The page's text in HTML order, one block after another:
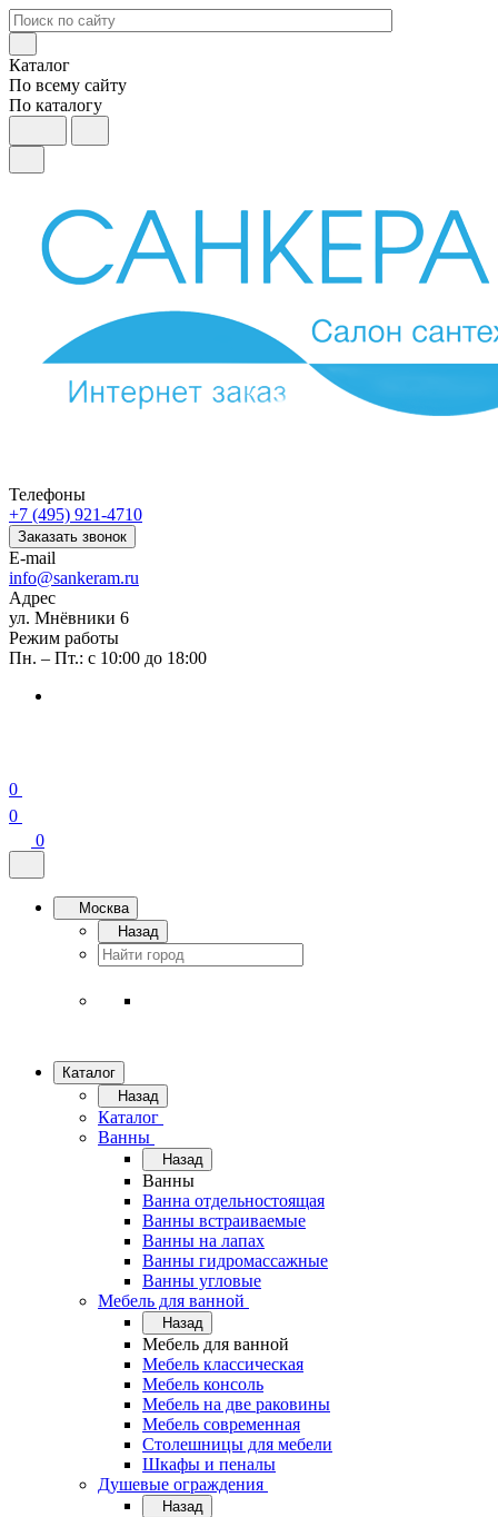
Каталог
По всему сайту
По каталогу
Телефоны
+7 (495) 921-4710
Заказать звонок
E-mail
info@sankeram.ru
Адрес
ул. Мнёвники 6
Режим работы
Пн. – Пт.: с 10:00 до 18:00
0
0
0
Москва
Назад
Каталог
Назад
Каталог
Ванны
Назад
Ванны
Ванна отдельностоящая
Ванны встраиваемые
Ванны на лапах
Ванны гидромассажные
Ванны угловые
Мебель для ванной
Назад
Мебель для ванной
Мебель классическая
Мебель консоль
Мебель на две раковины
Мебель современная
Столешницы для мебели
Шкафы и пеналы
Душевые ограждения
Назад